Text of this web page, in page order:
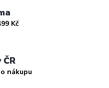
Kč
nákupu